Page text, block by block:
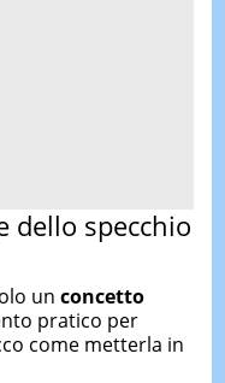
dello specchio
un concetto
pratico per
come metterla in